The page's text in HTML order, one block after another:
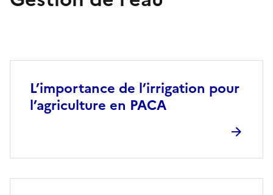
L’importance de l’irrigation pour
l’agriculture en PACA